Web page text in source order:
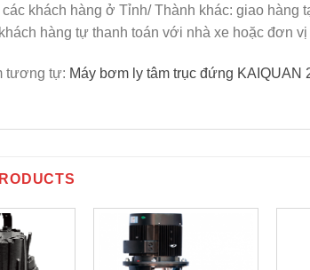
khách hàng ở Tỉnh/ Thành khác: giao hàng
hàng tự thanh toán với nhà xe hoặc đơn vị
tương tự: Máy bơm ly tâm trục đứng KAIQUAN